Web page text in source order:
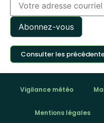
Consulter les
Vigilance météo
Mentions légales